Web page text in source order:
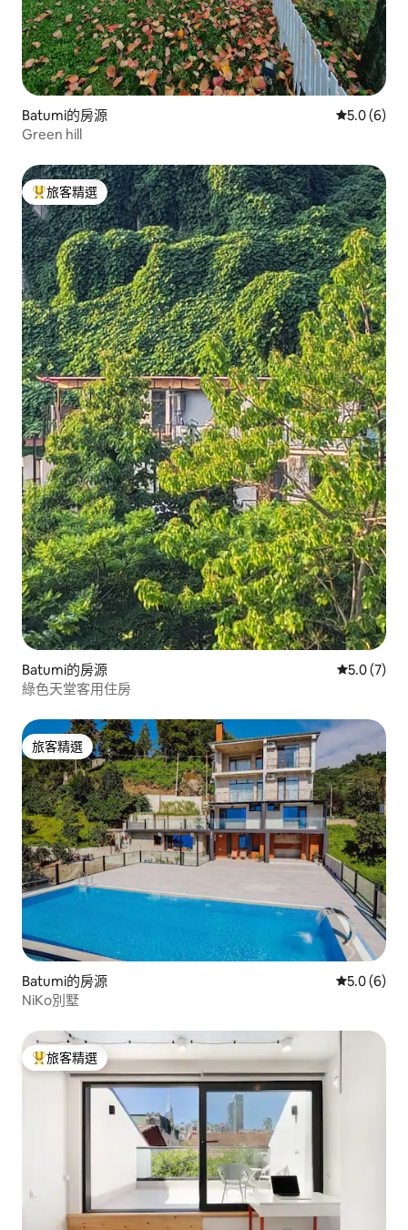
Batumi的房源 從 6 則評
5.0 (6)
Green hill
旅客精選榜首
旅客精選
Batumi的房源 從 7 則評
5.0 (7)
綠色天堂客用住房
旅客精選
旅客精選
Batumi的房源 從 6 則評
5.0 (6)
NiKo別墅
旅客精選榜首
旅客精選